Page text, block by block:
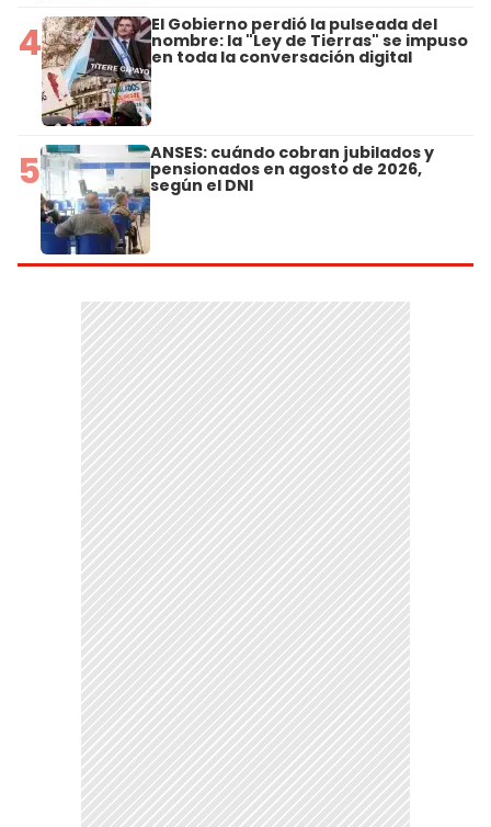
4 El Gobierno perdió la pulseada del
nombre: la "Ley de Tierras" se impuso
en toda la conversación digital
5 ANSES: cuándo cobran jubilados y
pensionados en agosto de 2026,
según el DNI